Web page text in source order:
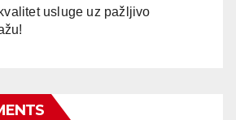
usluge uz pažljivo